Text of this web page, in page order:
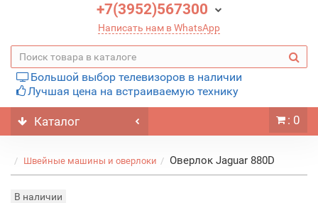
+7(3952)567300
Написать нам в WhatsApp
Большой выбор телевизоров в наличии
Лучшая цена на встраиваемую технику
Каталог : 0
Швейные машины и оверлоки Оверлок Jaguar 880D
В наличии